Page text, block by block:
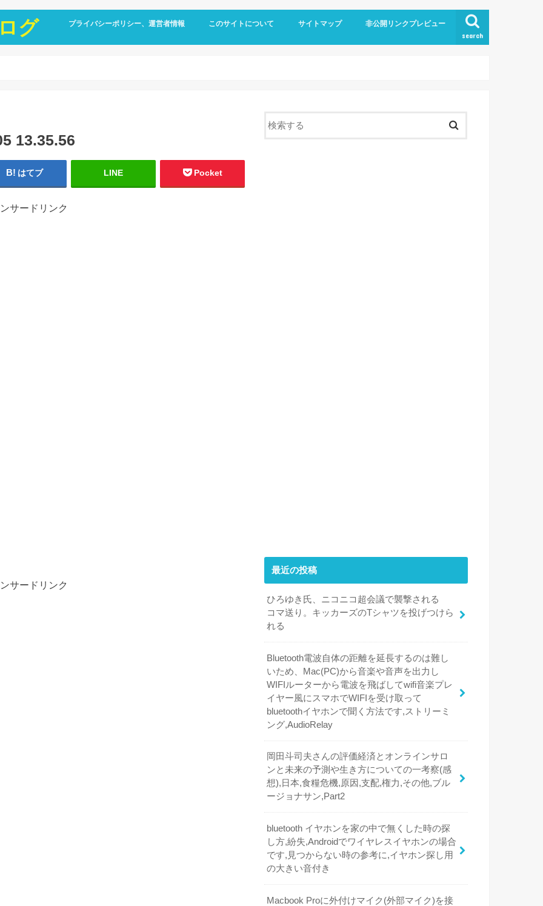
グ search
プライバシーポリシー、運営者情報 このサイトについて サイトマップ 非公開リンクプレビュー
13.35.56
はてブ LINE Pocket
サードリンク
サードリンク
最近の投稿
ひろゆき氏、ニコニコ超会議で襲撃される
コマ送り。キッカーズのTシャツを投げつけら
れる
Bluetooth電波自体の距離を延長するのは難し
いため、Mac(PC)から音楽や音声を出力し
WIFIルーターから電波を飛ばしてwifi音楽プレ
イヤー風にスマホでWIFIを受け取って
bluetoothイヤホンで聞く方法です,ストリーミ
ング,AudioRelay
岡田斗司夫さんの評価経済とオンラインサロ
ンと未来の予測や生き方についての一考察(感
想),日本,食糧危機,原因,支配,権力,その他,ブル
ージョナサン,Part2
bluetooth イヤホンを家の中で無くした時の探
し方,紛失,Androidでワイヤレスイヤホンの場合
です,見つからない時の参考に,イヤホン探し用
の大きい音付き
Macbook Proに外付けマイク(外部マイク)を接